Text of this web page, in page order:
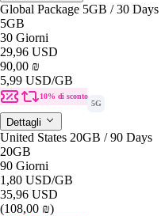
Global Package 5GB / 30 Days
5GB
30 Giorni
29,96 USD
90,00 ₪
5,99 USD/GB
10% di sconto
5G
Dettagli
United States 20GB / 90 Days
20GB
90 Giorni
1,80 USD/GB
35,96 USD
(108,00 ₪)